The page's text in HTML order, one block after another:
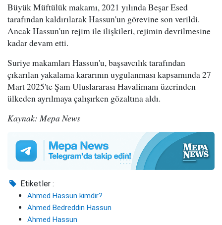
Büyük Müftülük makamı, 2021 yılında Beşar Esed
tarafından kaldırılarak Hassun'un görevine son verildi.
Ancak Hassun'un rejim ile ilişkileri, rejimin devrilmesine
kadar devam etti.
Suriye makamları Hassun'u, başsavcılık tarafından
çıkarılan yakalama kararının uygulanması kapsamında 27
Mart 2025'te Şam Uluslararası Havalimanı üzerinden
ülkeden ayrılmaya çalışırken gözaltına aldı.
Kaynak: Mepa News
Etiketler :
Ahmed Hassun kimdir?
Ahmed Bedreddin Hassun
Ahmed Hassun